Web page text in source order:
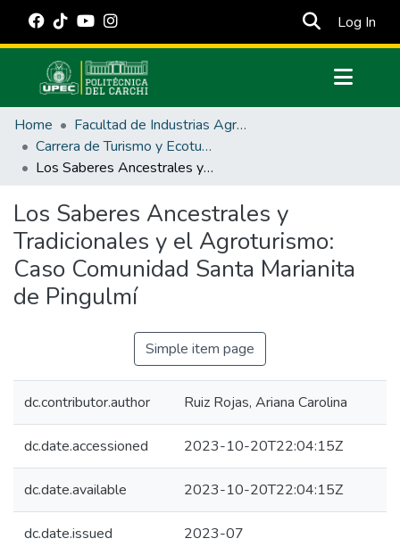
Log In
Communities & Collections
All of DSpace
Statistics
Estadísticas Externas
Manuales
Home
Facultad de Industrias Agropecuarias y Ciencias Ambientales
Carrera de Turismo y Ecoturimo
Los Saberes Ancestrales y Tradicionales y el Agroturismo: Caso Comunidad Santa Marianita de Pingulmí
Los Saberes Ancestrales y
Tradicionales y el Agroturismo:
Caso Comunidad Santa Marianita
de Pingulmí
Simple item page
dc.contributor.author Ruiz Rojas, Ariana Carolina
dc.date.accessioned 2023-10-20T22:04:15Z
dc.date.available 2023-10-20T22:04:15Z
dc.date.issued 2023-07